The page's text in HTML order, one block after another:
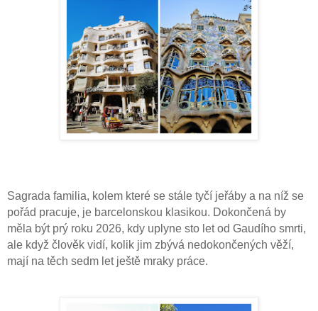
Sagrada familia, kolem které se stále tyčí jeřáby a na níž se
pořád pracuje, je barcelonskou klasikou. Dokončená by
měla být prý roku 2026, kdy uplyne sto let od Gaudího smrti,
ale když člověk vidí, kolik jim zbývá nedokončených věží,
mají na těch sedm let ještě mraky práce.